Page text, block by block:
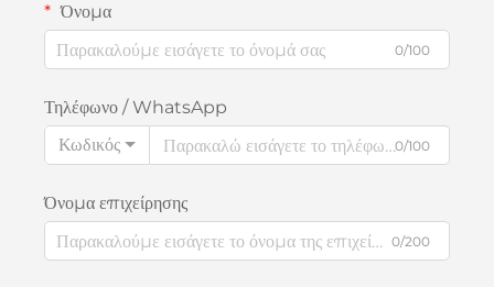
Όνομα
0/100
Τηλέφωνο / WhatsApp
Κωδικός
0/100
Όνομα επιχείρησης
0/200